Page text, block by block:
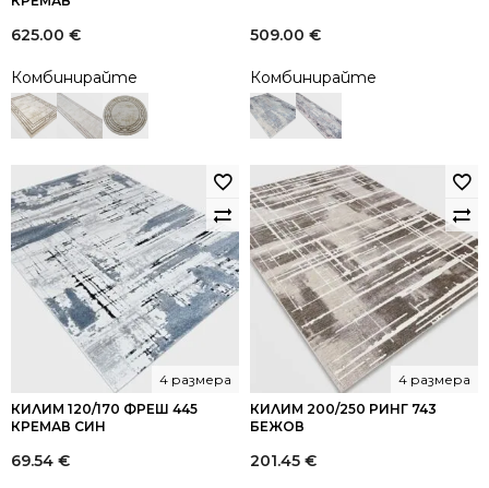
625.00 €
Комбинирайте
509.00 €
Комбинирайте
КИЛИМ 120/170 ФРЕШ 445
КРЕМАВ СИН
4 размера
69.54 €
КИЛИМ 200/250 РИНГ 743
БЕЖОВ
4 размера
201.45 €